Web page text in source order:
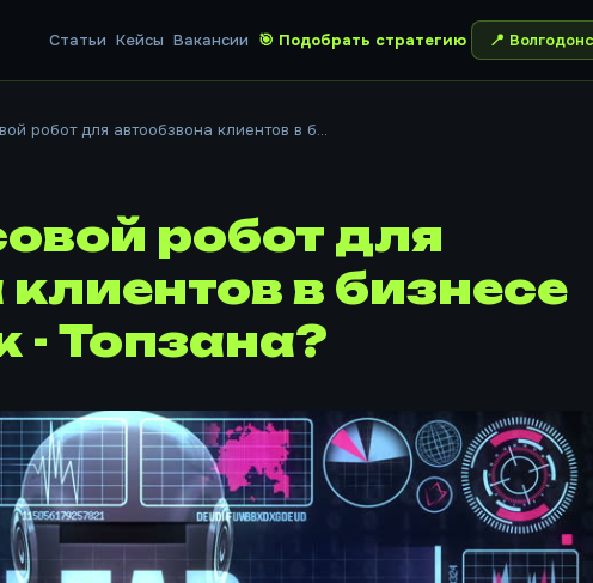
Статьи Кейсы Вакансии 🎯 Подобрать стратегию 📍
робот для автообзвона клиентов в б...
робот для
в бизнесе
- Топзана?